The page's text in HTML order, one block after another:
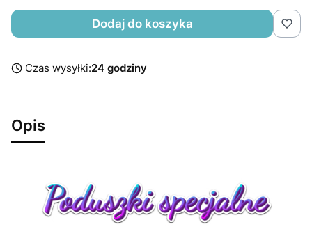
Dodaj do koszyka
Czas wysyłki:24 godziny
Opis